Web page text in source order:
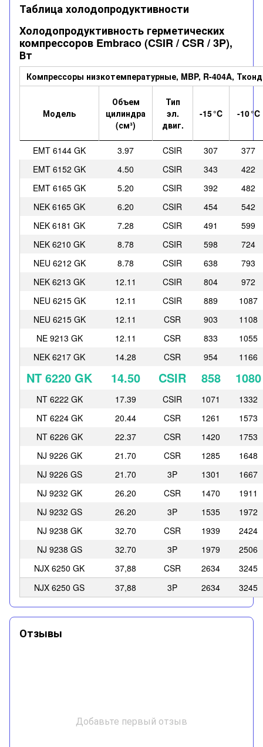
Таблица холодопродуктивности
Холодопродуктивность герметических
компрессоров Embraco (CSIR / CSR / 3P),
Вт
Компрессоры низкотемпературные, MBP, R-404A,
Модель
Объем
цилиндра
(см³)
Тип
эл.
двиг.
-15°C -10°C
EMT 6144 GK 3.97 CSIR 307
377
EMT 6152 GK
4.50 CSIR 343
422
EMT 6165 GK
5.20 CSIR 392
482
NEK 6165 GK
6.20 CSIR 454
542
NEK 6181 GK
7.28 CSIR 491
599
NEK 6210 GK
8.78 CSIR 598
724
NEU 6212 GK
8.78 CSIR 638
793
NEK 6213 GK
12.11 CSIR 804
972
NEU 6215 GK
12.11 CSIR 889
1087
NEU 6215 GK
12.11 CSR 903
1108
NE 9213 GK
12.11 CSR 833
1055
NEK 6217 GK
14.28 CSR 954 1166
NT 6220 GK 14.50 CSIR 858 1080
NT 6222 GK 17.39 CSIR 1071
1332
NT 6224 GK
20.44 CSR 1261
1573
NT 6226 GK
22.37 CSR 1420
1753
NJ 9226 GK
21.70 CSR 1285
1648
NJ 9226 GS
21.70 3P 1301
1667
NJ 9232 GK
26.20 CSR 1470
1911
NJ 9232 GS
26.20 3P 1535
1972
NJ 9238 GK
32.70 CSR 1939
2424
NJ 9238 GS
32.70 3P 1979
2506
NJX 6250 GK
37,88 CSR 2634
3245
NJX 6250 GS
37,88 3P 2634 3245
Отзывы
Добавьте первый отзыв